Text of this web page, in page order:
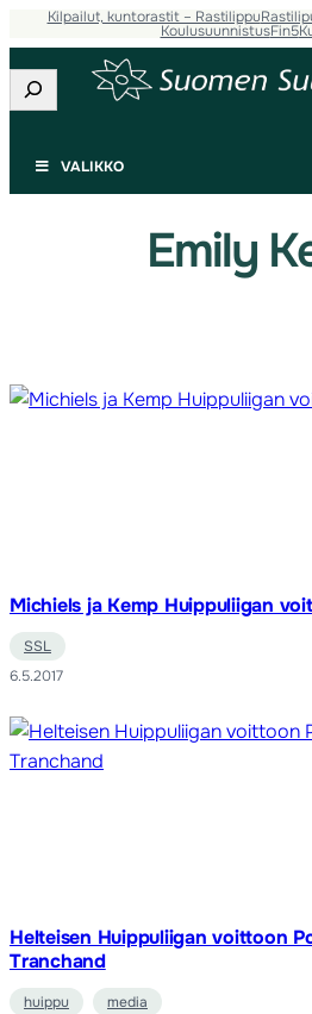
Siirry
sisältöön
Kilpailut, kuntorastit – Rastilippu
KoulusuunnistusFin5
Etsi
VALIKKO
Emily
Michiels ja Kemp Huippuliigan
SSL
6.5.2017
Helteisen Huippuliigan voittoon
Tranchand
huippu
media